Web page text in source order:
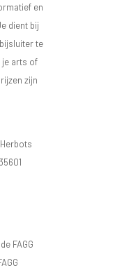
en
dient bij
te
je arts of
zijn
Herbots
FAGG